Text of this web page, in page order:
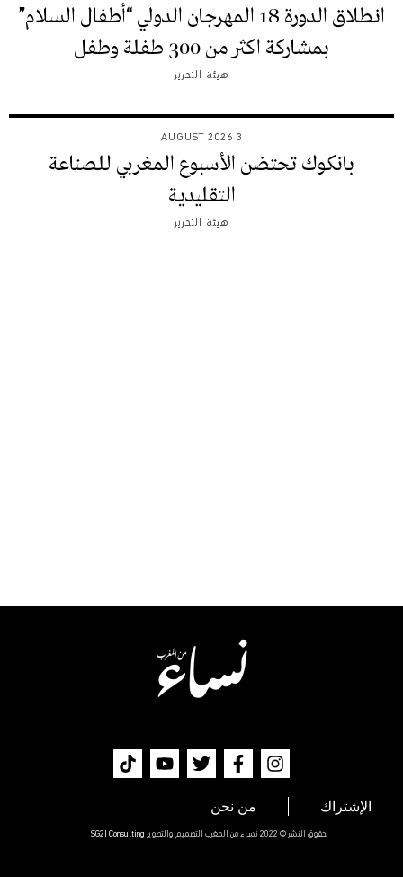
انطلاق الدورة 18 المهرجان الدولي “أطفال السلام”
بمشاركة اكثر من 300 طفلة وطفل
هيئة التحرير
3 AUGUST 2026
بانكوك تحتضن الأسبوع المغربي للصناعة
التقليدية
هيئة التحرير
الإشتراك من نحن
حقوق النشر © 2022 نساء من المغرب التصميم والتطوير SG2I Consulting